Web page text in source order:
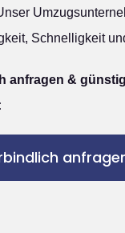
Schnelligkeit
anfragen &